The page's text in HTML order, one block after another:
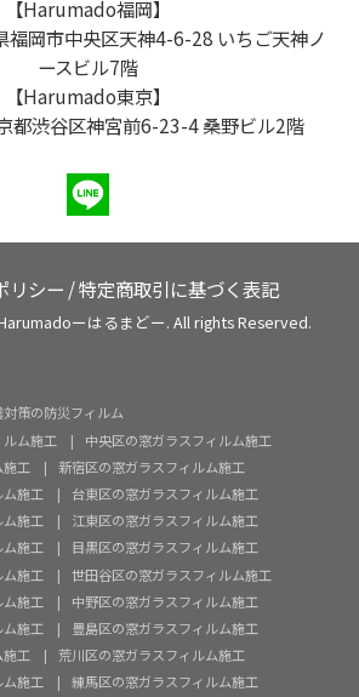
【Harumado福岡】
福岡市中央区天神4-6-28 いちご天神ノ
ースビル7階
【Harumado東京】
都渋谷区神宮前6-23-4 桑野ビル2階
リシー /特定商取引に基づく表記
ーはるまどー. All rights Reserved.
策の防災フィルム
ム施工
中央区の窓ガラスフィルム施工
工
新宿区の窓ガラスフィルム施工
施工
台東区の窓ガラスフィルム施工
施工
江東区の窓ガラスフィルム施工
施工
目黒区の窓ガラスフィルム施工
施工
世田谷区の窓ガラスフィルム施工
施工
中野区の窓ガラスフィルム施工
施工
豊島区の窓ガラスフィルム施工
工
荒川区の窓ガラスフィルム施工
施工
練馬区の窓ガラスフィルム施工